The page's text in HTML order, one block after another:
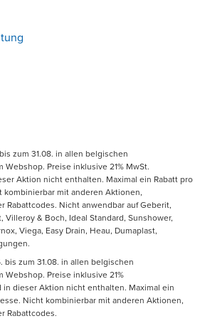
zum 31.08. in allen belgischen
Preise inklusive 21% MwSt.
Aktion nicht enthalten. Maximal ein Rabatt pro
kombinierbar mit anderen Aktionen,
Rabattcodes. Nicht anwendbar auf Geberit,
Villeroy & Boch, Ideal Standard, Sunshower,
Viega, Easy Drain, Heau, Dumaplast,
bis zum 31.08. in allen belgischen
Preise inklusive 21%
in dieser Aktion nicht enthalten. Maximal ein
Nicht kombinierbar mit anderen Aktionen,
Rabattcodes.